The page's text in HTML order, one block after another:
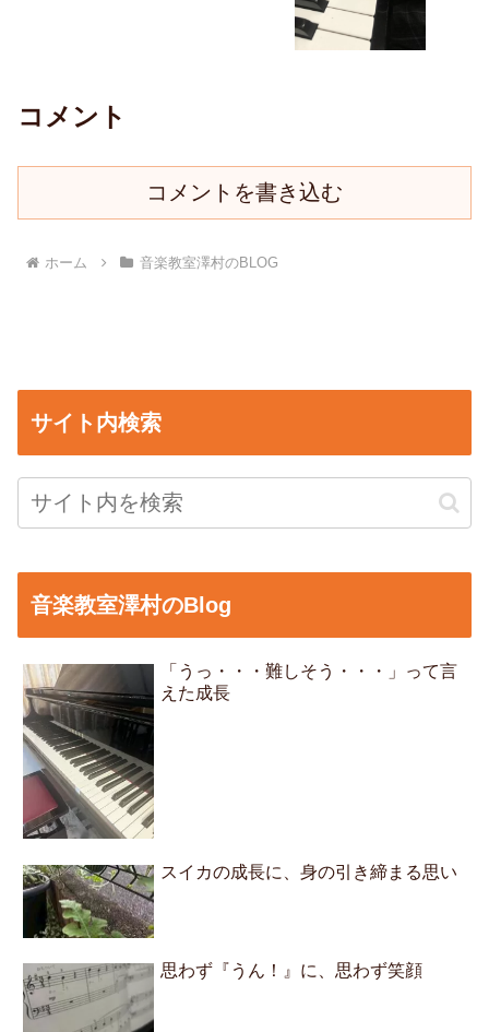
コメント
コメントを書き込む
ホーム 音楽教室澤村のBLOG
サイト内検索
音楽教室澤村のBlog
「うっ・・・難しそう・・・」って言
えた成長
スイカの成長に、身の引き締まる思い
思わず『うん！』に、思わず笑顔